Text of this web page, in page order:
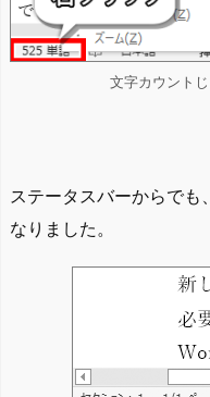
文字カウント
ステータスバーからでも
なりました。